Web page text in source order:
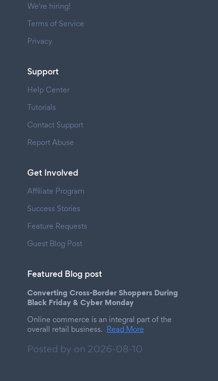
We're hiring!
Terms of Service
Privacy
Support
Help Center
Tutorials
Contact Support
Report Abuse
Get Involved
Affiliate Program
Success Stories
Feature Requests
Guest Blog Post
Featured Blog post
Converting Cross-Border Shoppers During
Black Friday & Cyber Monday
Online commerce is an integral part of the
overall retail business. Read More
Posted by on 2026-08-10